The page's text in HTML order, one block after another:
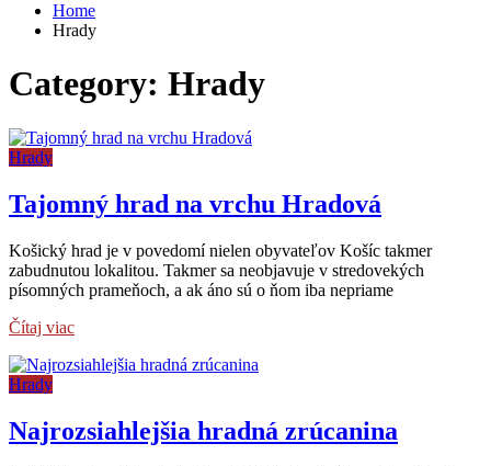
Home
Hrady
Category: Hrady
Hrady
Tajomný hrad na vrchu Hradová
Košický hrad je v povedomí nielen obyvateľov Košíc takmer
zabudnutou lokalitou. Takmer sa neobjavuje v stredovekých
písomných prameňoch, a ak áno sú o ňom iba nepriame
Čítaj viac
Hrady
Najrozsiahlejšia hradná zrúcanina